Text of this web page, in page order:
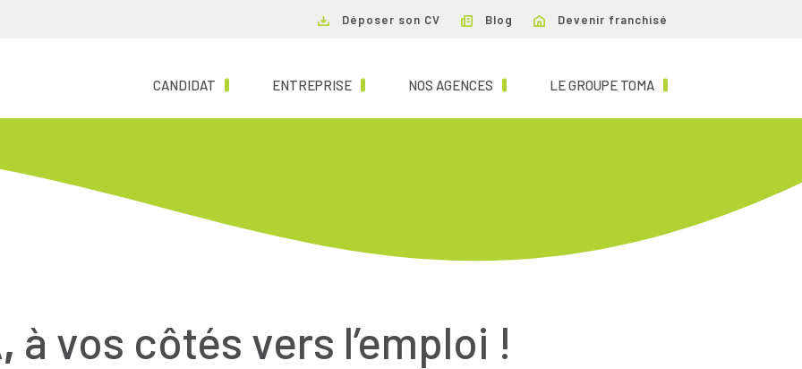
Déposer son CV Blog Devenir franchisé
CANDIDAT (CURRENT)ENTREPRISE(CURRENT)NOS AGENCES (CURRENT)LE GROUPE TOMA (CURRENT)
à vos côtés vers l’emploi !